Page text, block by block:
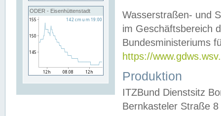
ODER - Eisenhüttenstadt
Wasserstraßen- und
im Geschäftsbereich
Bundesministeriums
https://
Produktion
ITZBund Dienstsitz
Bernkasteler Straße 8